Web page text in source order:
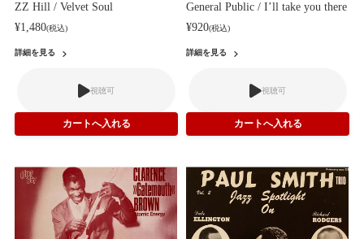
ZZ Hill / Velvet Soul
¥1,480(税込)
詳細を見る
視聴可
General Public / I’ll take you there
¥920(税込)
詳細を見る
視聴可